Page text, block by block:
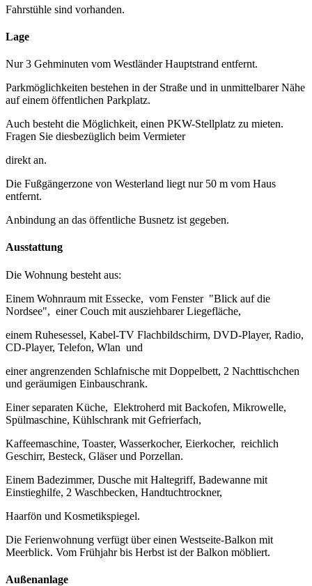
Fahrstühle sind vorhanden.
Lage
Nur 3 Gehminuten vom Westländer Hauptstrand entfernt.
Parkmöglichkeiten bestehen in der Straße und in unmittelbarer Nähe
auf einem öffentlichen Parkplatz.
Auch besteht die Möglichkeit, einen PKW-Stellplatz zu mieten.
Fragen Sie diesbezüglich beim Vermieter
direkt an.
Die Fußgängerzone von Westerland liegt nur 50 m vom Haus
entfernt.
Anbindung an das öffentliche Busnetz ist gegeben.
Ausstattung
Die Wohnung besteht aus:
Einem Wohnraum mit Essecke, vom Fenster "Blick auf die
Nordsee", einer Couch mit ausziehbarer Liegefläche,
einem Ruhesessel, Kabel-TV Flachbildschirm, DVD-Player, Radio,
CD-Player, Telefon, Wlan und
einer angrenzenden Schlafnische mit Doppelbett, 2 Nachttischchen
und geräumigen Einbauschrank.
Einer separaten Küche, Elektroherd mit Backofen, Mikrowelle,
Spülmaschine, Kühlschrank mit Gefrierfach,
Kaffeemaschine, Toaster, Wasserkocher, Eierkocher, reichlich
Geschirr, Besteck, Gläser und Porzellan.
Einem Badezimmer, Dusche mit Haltegriff, Badewanne mit
Einstieghilfe, 2 Waschbecken, Handtuchtrockner,
Haarfön und Kosmetikspiegel.
Die Ferienwohnung verfügt über einen Westseite-Balkon mit
Meerblick. Vom Frühjahr bis Herbst ist der Balkon möbliert.
Außenanlage